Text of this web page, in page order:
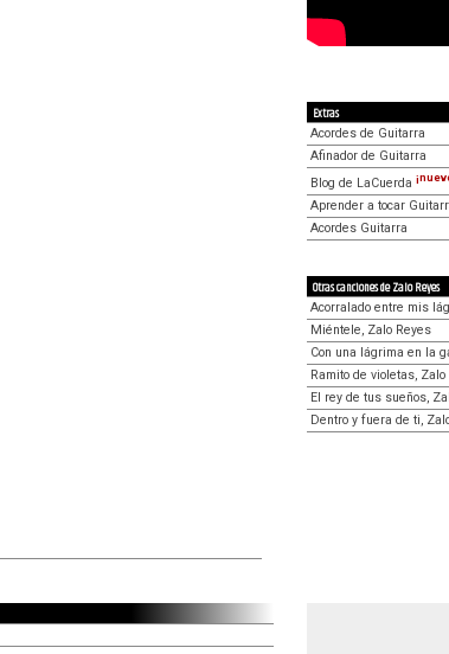
Extras
Acordes de Guitarra
Afinador de Guitarra
Blog de LaCuerda
Aprender a tocar
Acordes Guitarra
Otras canciones de Zalo Reyes
Acorralado entre mis
Miéntele, Zalo Reyes
Con una lágrima en la
Ramito de violetas, Zalo
El rey de tus sueños,
Dentro y fuera de ti,